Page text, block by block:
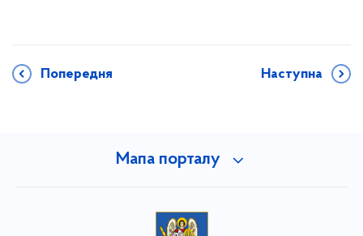
Попередня Наступна
Мапа порталу